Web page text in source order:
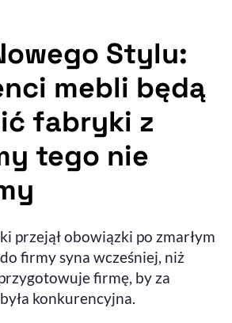
dostępności wspierają:
zwiększamy dostępność, otwiera się w nowym
, otwiera się w nowym oknie
Zgłoś problem
, otwiera się w
Stylu:
mebli będą
fabryki z
tego nie
przejął obowiązki po zmarłym
firmy syna wcześniej, niż
firmę, by za
konkurencyjna.